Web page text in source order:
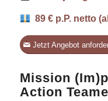
89 € p.P. netto
Jetzt Angebot
Mission
Action